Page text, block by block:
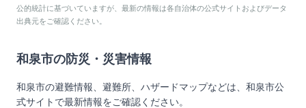
公的統計に基づいていますが、最新の情報は各自治体の公式サイトおよびデータ
出典元をご確認ください。
和泉市の防災・災害情報
和泉市の避難情報、避難所、ハザードマップなどは、 和泉市公
式サイトで最新情報をご確認ください。